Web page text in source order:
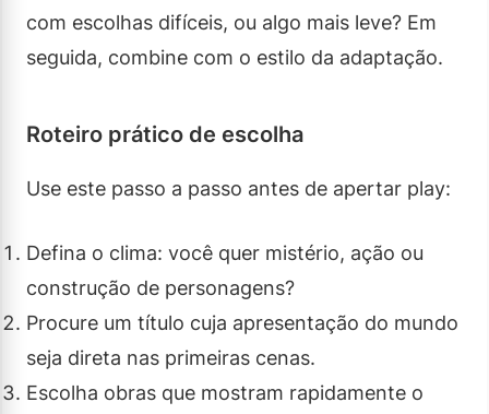
com escolhas difíceis, ou algo mais leve? Em
seguida, combine com o estilo da adaptação.
Roteiro prático de escolha
Use este passo a passo antes de apertar play:
Defina o clima: você quer mistério, ação ou
construção de personagens?
Procure um título cuja apresentação do mundo
seja direta nas primeiras cenas.
Escolha obras que mostram rapidamente o